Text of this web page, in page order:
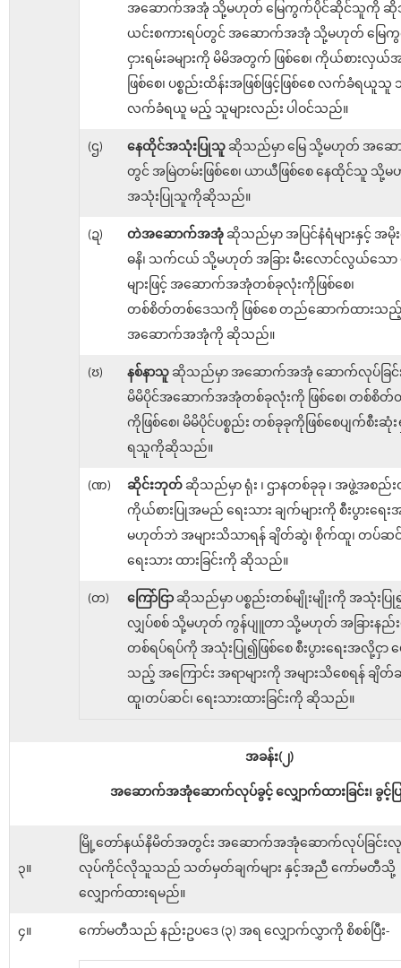
အဆောက်အအုံ သို့မဟုတ် မြေကွက်ပိုင်ဆိုင်သူကို ဆို
ယင်းစကားရပ်တွင် အဆောက်အအုံ သို့မဟုတ် မြေ
ငှားရမ်းခများကို မိမိအတွက် ဖြစ်စေ၊ ကိုယ်စားလှယ်အ
ဖြစ်စေ၊ ပစ္စည်းထိန်းအဖြစ်ဖြင့်ဖြစ်စေ လက်ခံရ
လက်ခံရယူ မည့် သူများလည်း ပါဝင်သည်။
(ဌ) နေထိုင်အသုံးပြုသူဆိုသည်မှာ မြေ သို့မဟုတ် အဆ
တွင် အမြဲတမ်းဖြစ်စေ၊ ယာယီဖြစ်စေ နေထိုင်သူ သို့
အသုံးပြုသူကိုဆိုသည်။
(ဍ) တဲအဆောက်အအုံ ဆိုသည်မှာ အပြင်နံရံများနှင့် အမိုး
ဓနိ၊ သက်ငယ် သို့မဟုတ် အခြား မီးလောင်လွယ်သော
များဖြင့် အဆောက်အအုံတစ်ခုလုံးကိုဖြစ်စေ၊
တစ်စိတ်တစ်ဒေသကို ဖြစ်စေ တည်ဆောက်ထားသ
အဆောက်အအုံကို ဆိုသည်။
(ၓ) နစ်နာသူဆိုသည်မှာ အဆောက်အအုံ ဆောက်လုပ်ခြင်း
မိမိပိုင်အဆောက်အအုံတစ်ခုလုံးကို ဖြစ်စေ၊ တစ်စိတ်
ကိုဖြစ်စေ၊ မိမိပိုင်ပစ္စည်း တစ်ခုခုကိုဖြစ်စေပျက်စီးဆုံးရှုံ
ရသူကိုဆိုသည်။
(ဏ) ဆိုင်းဘုတ်ဆိုသည်မှာ ရုံး ၊ ဌာနတစ်ခုခု ၊ အဖွဲ့အစည်
ကိုယ်စားပြုအမည် ရေးသား ချက်များကို စီးပွားရေ
မဟုတ်ဘဲ အများသိသာရန် ချိတ်ဆွဲ၊ စိုက်ထူ၊ တပ်ဆင်
ရေးသား ထားခြင်းကို ဆိုသည်။
(တ) ကြော်ငြာဆိုသည်မှာ ပစ္စည်းတစ်မျိုးမျိုးကို အသုံးပြု၍
လျှပ်စစ် သို့မဟုတ် ကွန်ပျူတာ သို့မဟုတ် အခြားနည်
တစ်ရပ်ရပ်ကို အသုံးပြု၍ဖြစ်စေ စီးပွားရေးအလို့ငှာ ဖ
သည့် အကြောင်း အရာများကို အများသိစေရန် ချိ
ထူ၊တပ်ဆင်၊ ရေးသားထားခြင်းကို ဆိုသည်။
အခန်း(၂)
အဆောက်အအုံဆောက်လုပ်ခွင့် လျှောက်ထားခြင်း၊ ခွင့်ပြု
၃။
မြို့တော်နယ်နိမိတ်အတွင်း အဆောက်အအုံဆောက်လုပ်ခြင်းလု
လုပ်ကိုင်လိုသူသည် သတ်မှတ်ချက်များ နှင့်အညီ ကော်မတီသို့
လျှောက်ထားရမည်။
၄။ ကော်မတီသည် နည်းဥပဒေ (၃) အရ လျှောက်လွှာကို စိစစ်ပြီး-